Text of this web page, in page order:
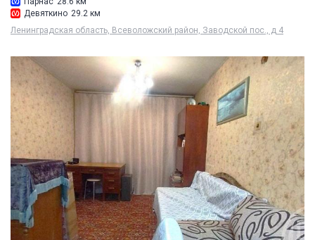
Девяткино 29.2 км
Ленинградская область, Всеволожский район, Заводской пос., д 4